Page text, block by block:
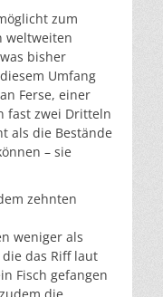
zum
weltweiten
bisher
Umfang
Ferse, einer
fast zwei Dritteln
als die Bestände
– sie
zehnten
weniger als
das Riff laut
Fisch gefangen